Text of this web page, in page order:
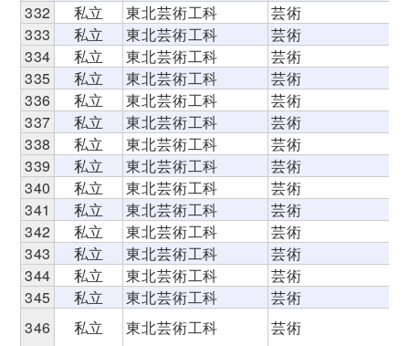
332
私立 東北芸術工科
芸術
333
私立 東北芸術工科
芸術
334
私立 東北芸術工科
芸術
335
私立 東北芸術工科
芸術
336
私立 東北芸術工科
芸術
337
私立 東北芸術工科
芸術
338
私立 東北芸術工科
芸術
339
私立 東北芸術工科
芸術
340
私立 東北芸術工科
芸術
341
私立 東北芸術工科
芸術
342
私立 東北芸術工科
芸術
343
私立 東北芸術工科
芸術
344
私立 東北芸術工科
芸術
345
私立 東北芸術工科
芸術
346
私立 東北芸術工科
芸術